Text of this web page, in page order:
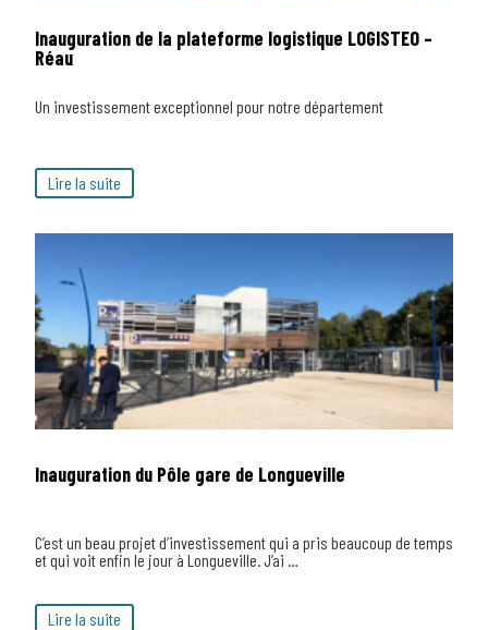
Inauguration de la plateforme logistique LOGISTEO –
Réau
Un investissement exceptionnel pour notre département
Lire la suite
Inauguration du Pôle gare de Longueville
C’est un beau projet d’investissement qui a pris beaucoup de temps
et qui voit enfin le jour à Longueville. J’ai …
Lire la suite